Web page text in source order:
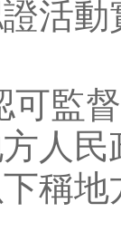
活動
監督
人民
稱地